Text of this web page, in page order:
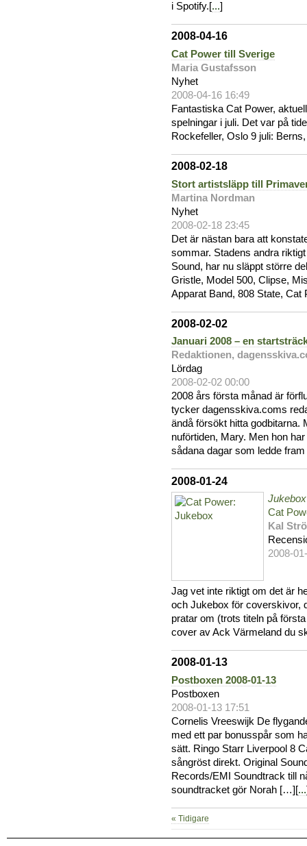
i Spotify.[...]
2008-04-16
Cat Power till Sverige
Maria Gustafsson
Nyhet
2008-04-16 16:49
Fantastiska Cat Power,
spelningar i juli. Det var på
Rockefeller, Oslo 9 juli:
2008-02-18
Stort artistsläpp till
Martina Nordman
Nyhet
2008-02-18 23:45
Det är nästan bara att
sommar. Stadens andra
Sound, har nu släppt större
Gristle, Model 500, Clipse,
Apparat Band, 808 State,
2008-02-02
Januari 2008 – en
Redaktionen,
Lördag
2008-02-02 00:00
2008 års första månad är
tycker dagensskiva.coms
ändå försökt hitta godbitarna.
nuförtiden, Mary. Men hon
sådana dagar som ledde
2008-01-24
Jukebox
Cat
Kal
2008-
Jag vet inte riktigt om det är
och Jukebox för coverskivor,
pratar om (trots titeln på
cover av Ack Värmeland du
2008-01-13
Postboxen 2008-01-13
Postboxen
2008-01-13 17:51
Cornelis Vreeswijk De
med ett par bonusspår som
sätt. Ringo Starr Liverpool 8
sångröst direkt. Original
Records/EMI Soundtrack till
soundtracket gör Norah […][...
« Tidigare